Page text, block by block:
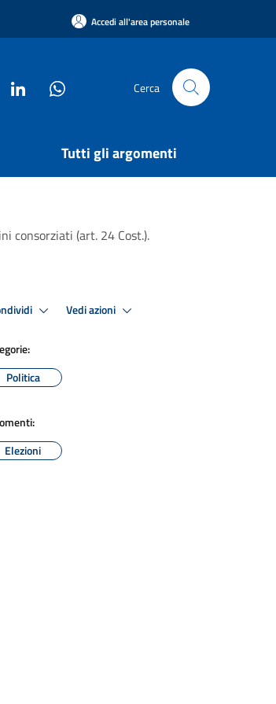
Accedi all'area personale
Cerca
Tutti gli argomenti
consorziati (art. 24 Cost.).
Vedi azioni
Politica
Elezioni